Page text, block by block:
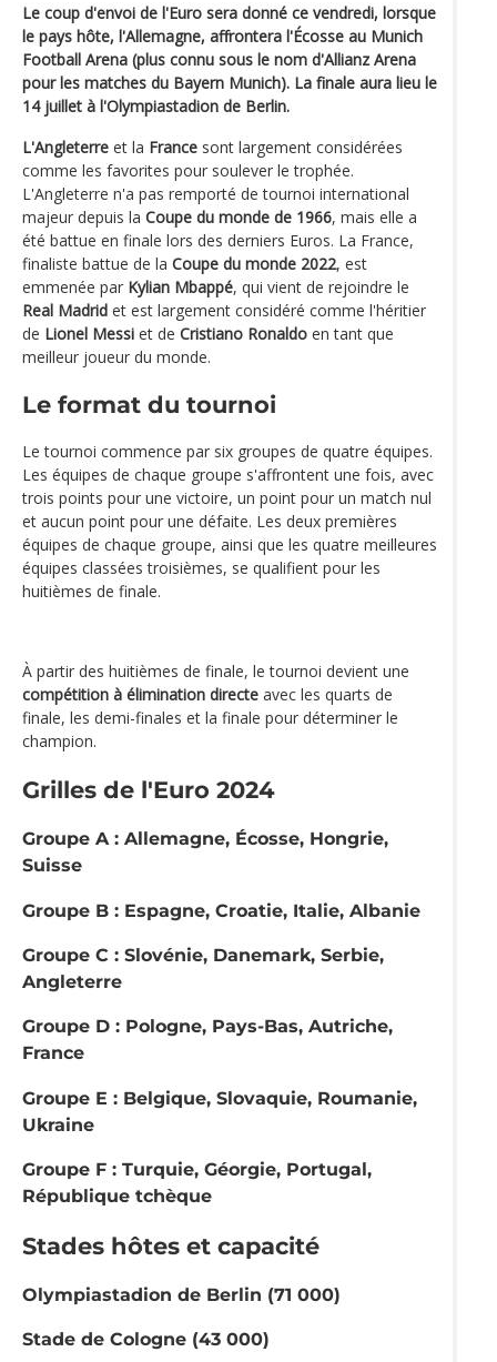
Le coup d'envoi de l'Euro sera donné ce vendredi, lorsque
le pays hôte, l'Allemagne, affrontera l'Écosse au Munich
Football Arena (plus connu sous le nom d'Allianz Arena
pour les matches du Bayern Munich). La finale aura lieu le
14 juillet à l'Olympiastadion de Berlin.
L'Angleterre et la France sont largement considérées
comme les favorites pour soulever le trophée.
L'Angleterre n'a pas remporté de tournoi international
majeur depuis la Coupe du monde de 1966, mais elle a
été battue en finale lors des derniers Euros. La France,
finaliste battue de la Coupe du monde 2022, est
emmenée par Kylian Mbappé, qui vient de rejoindre le
Real Madrid et est largement considéré comme l'héritier
de Lionel Messi et de Cristiano Ronaldo en tant que
meilleur joueur du monde.
Le format du tournoi
Le tournoi commence par six groupes de quatre équipes.
Les équipes de chaque groupe s'affrontent une fois, avec
trois points pour une victoire, un point pour un match nul
et aucun point pour une défaite. Les deux premières
équipes de chaque groupe, ainsi que les quatre meilleures
équipes classées troisièmes, se qualifient pour les
huitièmes de finale.
À partir des huitièmes de finale, le tournoi devient une
compétition à élimination directe avec les quarts de
finale, les demi-finales et la finale pour déterminer le
champion.
Grilles de l'Euro 2024
Groupe A : Allemagne, Écosse, Hongrie,
Suisse
Groupe B : Espagne, Croatie, Italie, Albanie
Groupe C : Slovénie, Danemark, Serbie,
Angleterre
Groupe D : Pologne, Pays-Bas, Autriche,
France
Groupe E : Belgique, Slovaquie, Roumanie,
Ukraine
Groupe F : Turquie, Géorgie, Portugal,
République tchèque
Stades hôtes et capacité
Olympiastadion de Berlin (71 000)
Stade de Cologne (43 000)